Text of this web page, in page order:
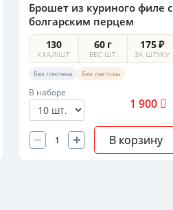
Брошет из куриного филе с
болгарским перцем
130
ККАЛ/ШТ
60 г
ВЕС ШТ.
175 ₽
ЗА ШТУКУ
Без глютена Без лактозы
В наборе
1 900
В корзину